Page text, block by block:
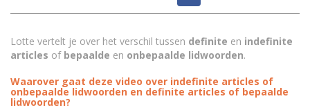
Lotte vertelt je over het verschil tussen definite en indefinite
articles of bepaalde en onbepaalde lidwoorden.
Waarover gaat deze video over indefinite articles of
onbepaalde lidwoorden en definite articles of bepaalde
lidwoorden?